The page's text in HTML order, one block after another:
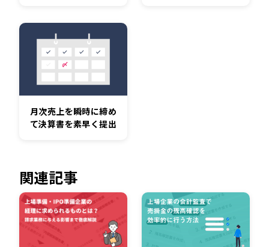
月次売上を瞬時に締め
て決算書を素早く提出
関連記事